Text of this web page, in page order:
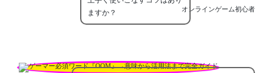
オンラインゲーム初心者
ますか？